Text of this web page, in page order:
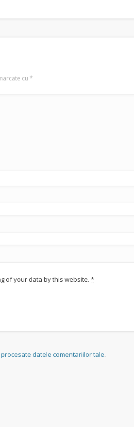
cu*
of your data by this website.*
procesate datele comentariilor tale.